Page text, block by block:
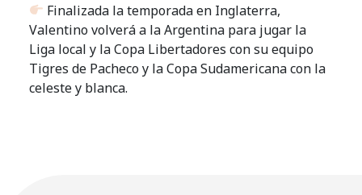
Finalizada la temporada en Inglaterra,
Valentino volverá a la Argentina para jugar la
Liga local y la Copa Libertadores con su equipo
Tigres de Pacheco y la Copa Sudamericana con la
celeste y blanca.